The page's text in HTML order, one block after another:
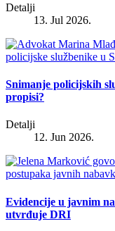
Detalji
13. Jul 2026.
Snimanje policijskih
propisi?
Detalji
12. Jun 2026.
Evidencije u javnim
utvrđuje DRI